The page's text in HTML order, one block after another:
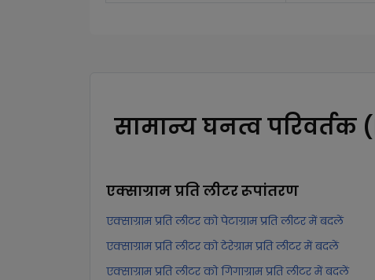
सामान्य घनत्व
एक्साग्राम प्रति लीटररूपांतरण
एक्साग्राम प्रति लीटर को पेटाग्राम प्रति लीटर में बदलें
एक्साग्राम प्रति लीटर को टेरेग्राम प्रति लीटर में बदलें
एक्साग्राम प्रति लीटर को गिगाग्राम प्रति लीटर में बदलें